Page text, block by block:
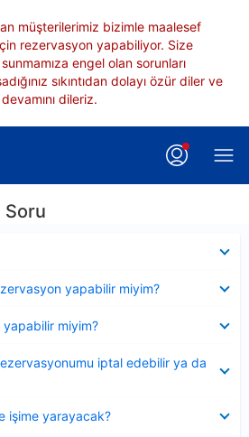
müşterilerimiz bizimle maalesef
rezervasyon yapabiliyor. Size
engel olan sorunları
sıkıntıdan dolayı özür diler ve
dileriz.
Soru
yapabilir miyim?
miyim?
iptal edebilir ya da
işime yarayacak?